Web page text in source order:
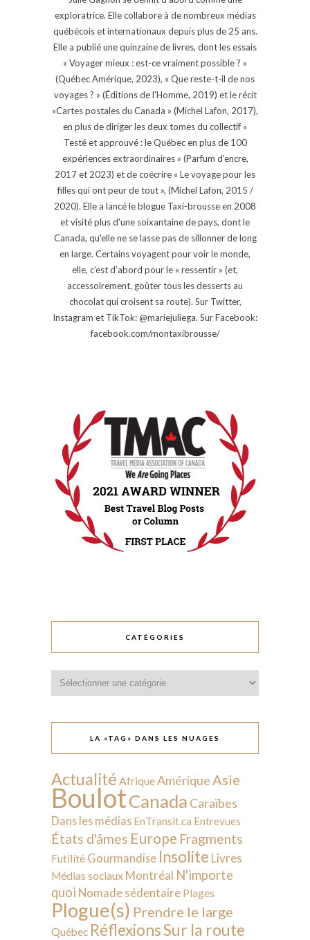
exploratrice. Elle collabore à de nombreux médias
québécois et internationaux depuis plus de 25 ans.
Elle a publié une quinzaine de livres, dont les essais
« Voyager mieux : est-ce vraiment possible ? »
(Québec Amérique, 2023), « Que reste-t-il de nos
voyages ? » (Éditions de l'Homme, 2019) et le récit
«Cartes postales du Canada » (Michel Lafon, 2017),
en plus de diriger les deux tomes du collectif «
Testé et approuvé : le Québec en plus de 100
expériences extraordinaires » (Parfum d'encre,
2017 et 2023) et de coécrire « Le voyage pour les
filles qui ont peur de tout », (Michel Lafon, 2015 /
2020). Elle a lancé le blogue Taxi-brousse en 2008
et visité plus d'une soixantaine de pays, dont le
Canada, qu'elle ne se lasse pas de sillonner de long
en large. Certains voyagent pour voir le monde,
elle, c’est d’abord pour le « ressentir » (et,
accessoirement, goûter tous les desserts au
chocolat qui croisent sa route). Sur Twitter,
Instagram et TikTok: @mariejuliega. Sur Facebook:
facebook.com/montaxibrousse/
CATÉGORIES
LA «TAG» DANS LES NUAGES
Actualité AfriqueAmérique Asie
BoulotCanada Caraïbes
Dans les médias EnTransit.ca Entrevues
États d'âmes Europe Fragments
Futilité Gourmandise Insolite Livres
Médias sociaux Montréal N'importe
quoi Nomade sédentaire Plages
Plogue(s) Prendre le large
Québec RéflexionsSur la route